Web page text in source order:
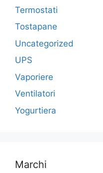
Termostati
Tostapane
Uncategorized
UPS
Vaporiere
Ventilatori
Yogurtiera
Marchi